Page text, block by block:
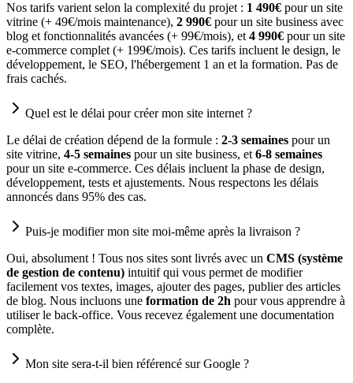
Nos tarifs varient selon la complexité du projet : 1 490€ pour un site
vitrine (+ 49€/mois maintenance), 2 990€ pour un site business avec
blog et fonctionnalités avancées (+ 99€/mois), et 4 990€ pour un site
e-commerce complet (+ 199€/mois). Ces tarifs incluent le design, le
développement, le SEO, l'hébergement 1 an et la formation. Pas de
frais cachés.
Quel est le délai pour créer mon site internet ?
Le délai de création dépend de la formule : 2-3 semaines pour un
site vitrine, 4-5 semaines pour un site business, et 6-8 semaines
pour un site e-commerce. Ces délais incluent la phase de design,
développement, tests et ajustements. Nous respectons les délais
annoncés dans 95% des cas.
Puis-je modifier mon site moi-même après la livraison ?
Oui, absolument ! Tous nos sites sont livrés avec un CMS (système
de gestion de contenu) intuitif qui vous permet de modifier
facilement vos textes, images, ajouter des pages, publier des articles
de blog. Nous incluons une formation de 2h pour vous apprendre à
utiliser le back-office. Vous recevez également une documentation
complète.
Mon site sera-t-il bien référencé sur Google ?